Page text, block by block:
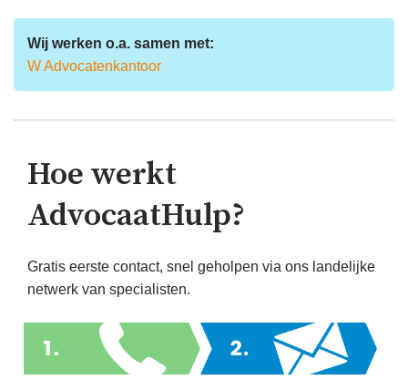
Wij werken o.a. samen met:
W Advocatenkantoor
Hoe werkt
AdvocaatHulp?
Gratis eerste contact, snel geholpen via ons landelijke
netwerk van specialisten.